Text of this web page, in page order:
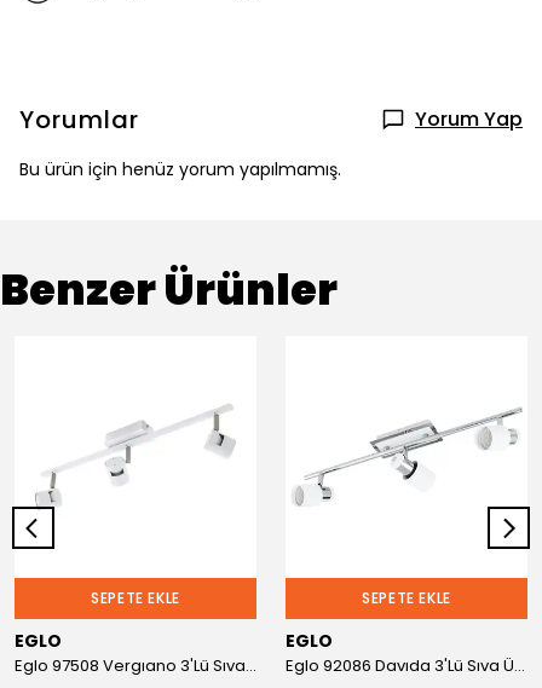
Yorumlar Yorum Yap
Bu ürün için henüz yorum yapılmamış.
Benzer Ürünler
SEPETE EKLE
EGLO
Eglo 97508 Vergıano 3'Lü Sıva Üstü Spot
SEPETE EKLE
EGLO
Eglo 92086 Davıda 3'Lü Sıva Üstü Spot